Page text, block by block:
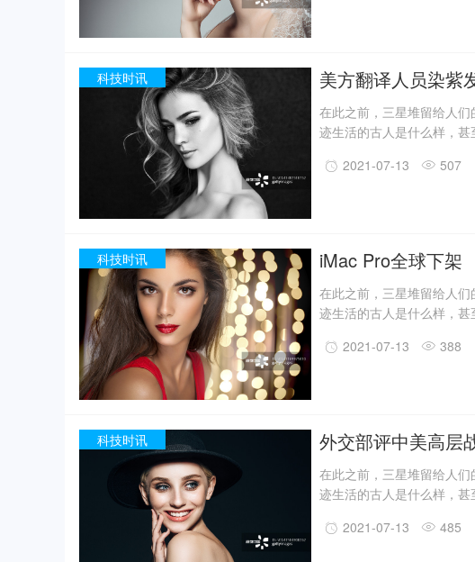
精美牙雕残件、玉琮、玉石
科技时讯 美方翻译人员染紫
在此之前，三星堆留给人们
迹生活的古人是什么样，
事实上，上世纪震惊世界
精美牙雕残件、玉琮、玉石
2021-07-13 507
科技时讯 iMac Pro全球下架
在此之前，三星堆留给人们
迹生活的古人是什么样，
事实上，上世纪震惊世界
精美牙雕残件、玉琮、玉石
2021-07-13 388
科技时讯 外交部评中美高层
在此之前，三星堆留给人们
迹生活的古人是什么样，
事实上，上世纪震惊世界
2021-07-13 485